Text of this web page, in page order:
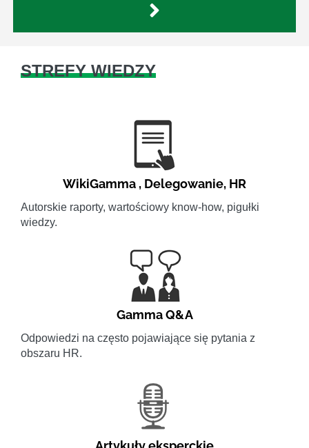
STREFY WIEDZY
WikiGamma , Delegowanie, HR
Autorskie raporty, wartościowy know-how, pigułki
wiedzy.
Gamma Q&A
Odpowiedzi na często pojawiające się pytania z
obszaru HR.